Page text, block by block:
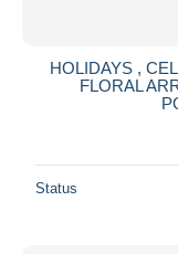
HOLIDAYS ,
FLORAL
Status